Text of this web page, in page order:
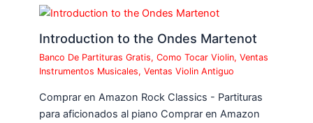
Introduction to the Ondes Martenot
Banco De Partituras Gratis,Como Tocar Violin,Ventas
Instrumentos Musicales,Ventas Violin Antiguo
Comprar en Amazon Rock Classics - Partituras
para aficionados al piano Comprar en Amazon